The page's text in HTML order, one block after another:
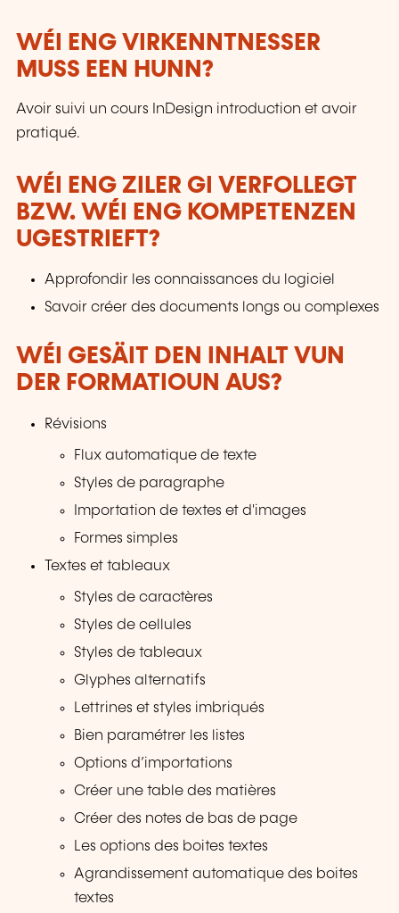
WÉI ENG VIRKENNTNESSER
MUSS EEN HUNN?
Avoir suivi un cours InDesign introduction et avoir
pratiqué.
WÉI ENG ZILER GI VERFOLLEGT
BZW. WÉI ENG KOMPETENZEN
UGESTRIEFT?
Approfondir les connaissances du logiciel
Savoir créer des documents longs ou complexes
WÉI GESÄIT DEN INHALT VUN
DER FORMATIOUN AUS?
Révisions
Flux automatique de texte
Styles de paragraphe
Importation de textes et d'images
Formes simples
Textes et tableaux
Styles de caractères
Styles de cellules
Styles de tableaux
Glyphes alternatifs
Lettrines et styles imbriqués
Bien paramétrer les listes
Options d’importations
Créer une table des matières
Créer des notes de bas de page
Les options des boites textes
Agrandissement automatique des boites
textes